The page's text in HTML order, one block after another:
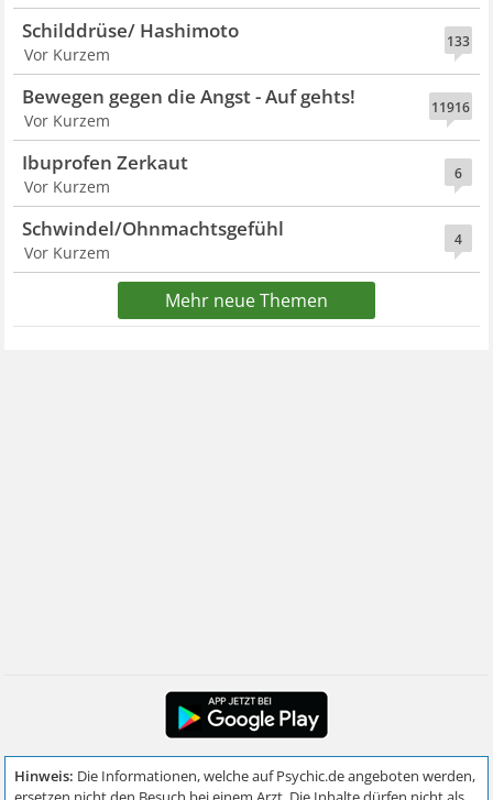
133
Schilddrüse/ Hashimoto
Vor Kurzem
11916
Bewegen gegen die Angst - Auf gehts!
Vor Kurzem
6
Ibuprofen Zerkaut
Vor Kurzem
4
Schwindel/Ohnmachtsgefühl
Vor Kurzem
Mehr neue Themen